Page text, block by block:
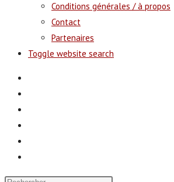
Conditions générales / à propos
Contact
Partenaires
Toggle website search